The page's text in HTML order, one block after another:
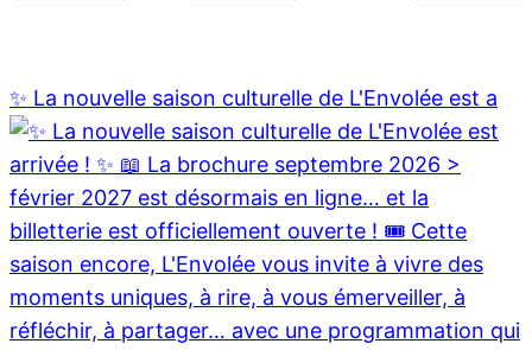
✨ La nouvelle saison culturelle de L'Envolée est a